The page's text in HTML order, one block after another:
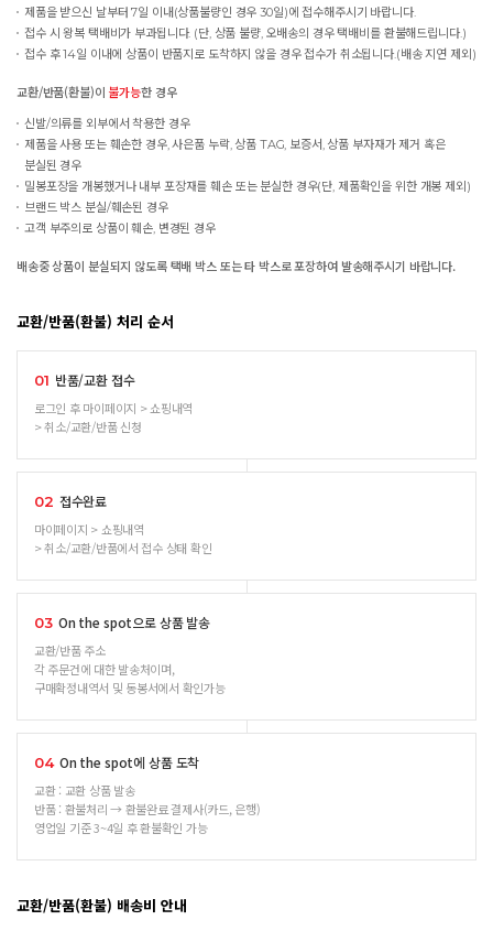
제품을 받으신 날부터 7일 이내(상품불량인 경우 30일)에 접수해주시기 바랍니다.
접수 시 왕복 택배비가 부과됩니다. (단, 상품 불량, 오배송의 경우 택배비를 환불해드립니다.)
접수 후 14일 이내에 상품이 반품지로 도착하지 않을 경우 접수가 취소됩니다.(배송 지연 제외)
교환/반품(환불)이 불가능한 경우
신발/의류를 외부에서 착용한 경우
제품을 사용 또는 훼손한 경우, 사은품 누락, 상품 TAG, 보증서, 상품 부자재가 제거 혹은
분실된 경우
밀봉포장을 개봉했거나 내부 포장재를 훼손 또는 분실한 경우(단, 제품확인을 위한 개봉 제외)
브랜드 박스 분실/훼손된 경우
고객 부주의로 상품이 훼손, 변경된 경우
배송중 상품이 분실되지 않도록 택배 박스 또는 타 박스로 포장하여 발송해주시기 바랍니다.
교환/반품(환불) 처리 순서
01 반품/교환 접수
로그인 후 마이페이지 > 쇼핑내역
> 취소/교환/반품 신청
02 접수완료
마이페이지 > 쇼핑내역
> 취소/교환/반품에서 접수 상태 확인
03 On the spot으로 상품 발송
교환/반품 주소
각 주문건에 대한 발송처이며,
구매확정내역서 및 동봉서에서 확인가능
04 On the spot에 상품 도착
교환 : 교환 상품 발송
반품 : 환불처리 → 환불완료 결제사(카드, 은행)
영업일 기준 3~4일 후 환불확인 가능
교환/반품(환불) 배송비 안내